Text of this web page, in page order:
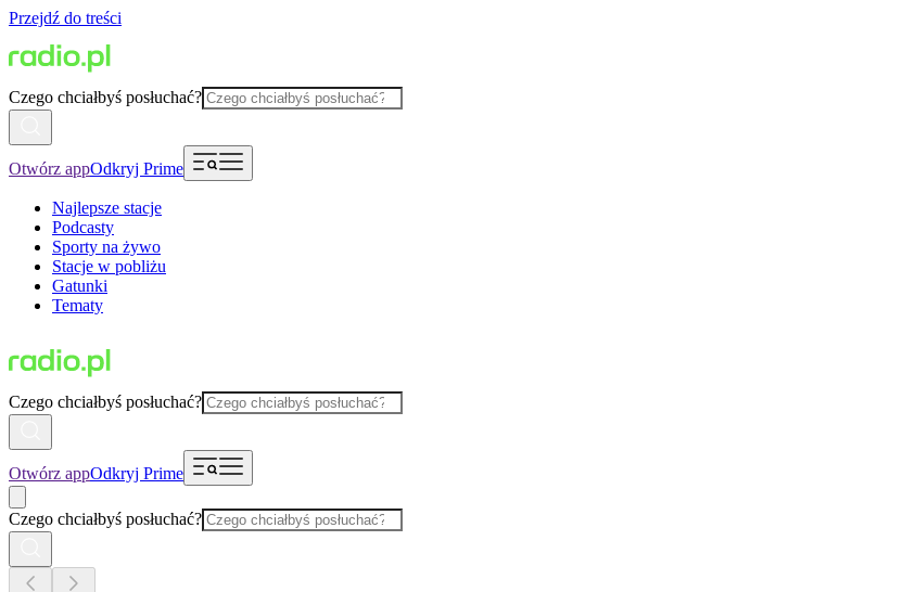
Przejdź do treści
Czego chciałbyś posłuchać?
Otwórz appOdkryj Prime
Najlepsze stacje
Podcasty
Sporty na żywo
Stacje w pobliżu
Gatunki
Tematy
Czego chciałbyś posłuchać?
Otwórz appOdkryj Prime
Czego chciałbyś posłuchać?